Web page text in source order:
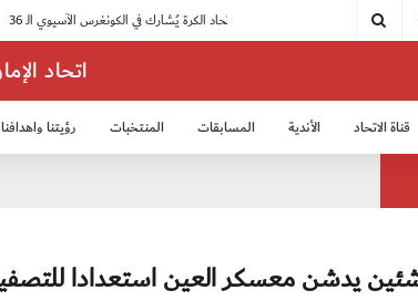
اتحاد
قناة الاتحاد الأندية المسابقات المنتخبات رؤيتنا واهدافنا
يدشن معسكر العين استعدادا